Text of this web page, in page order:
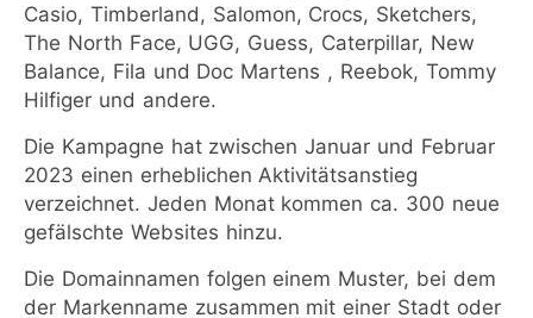
Casio, Timberland, Salomon, Crocs, Sketchers,
The North Face, UGG, Guess, Caterpillar, New
Balance, Fila und Doc Martens , Reebok, Tommy
Hilfiger und andere.
Die Kampagne hat zwischen Januar und Februar
2023 einen erheblichen Aktivitätsanstieg
verzeichnet. Jeden Monat kommen ca. 300 neue
gefälschte Websites hinzu.
Die Domainnamen folgen einem Muster, bei dem
der Markenname zusammen mit einer Stadt oder